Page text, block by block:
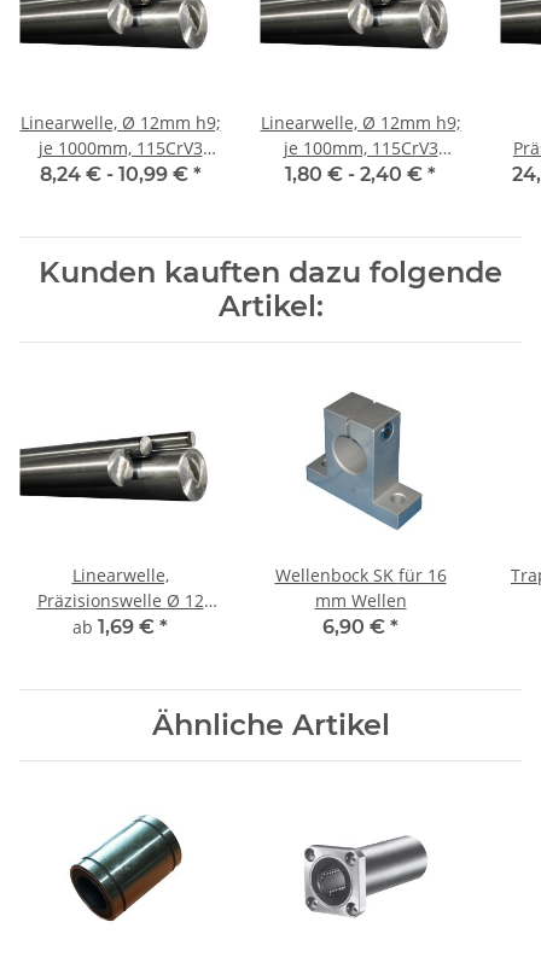
Linearwelle, Ø 12mm h9;
je 1000mm, 115CrV3
geschliffen und poliert
8,24 € - 10,99 € *
Linearwelle, Ø 12mm h9;
je 100mm, 115CrV3
geschliffen und poliert
1,80 € - 2,40 € *
Kunden kauften dazu folgende
Artikel:
Linearwelle,
Präzisionswelle Ø 12
mm, gehärtet,
ab 1,69 € *
Wellenbock SK für 16
mm Wellen
6,90 € *
Ähnliche Artikel